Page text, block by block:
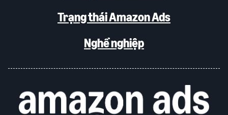
Trạng thái Amazon Ads
Nghề nghiệp